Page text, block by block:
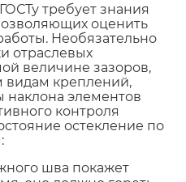
требует знания
оценить
Необязательно
отраслевых
величине зазоров,
видам креплений,
наклона элементов
контроля
остекление по
шва покажет